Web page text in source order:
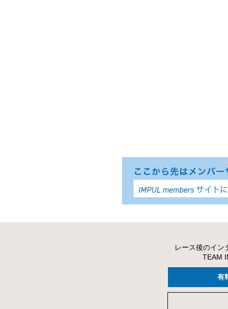
レース後のイン
TEAM
有